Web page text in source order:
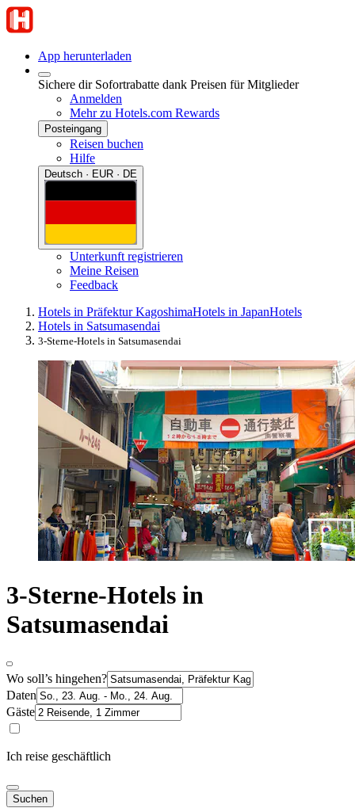
App herunterladen
Sichere dir Sofortrabatte dank Preisen für Mitglieder
Anmelden
Mehr zu Hotels.com Rewards
Posteingang
Reisen buchen
Hilfe
Deutsch · EUR · DE
Unterkunft registrieren
Meine Reisen
Feedback
Hotels in Präfektur KagoshimaHotels in JapanHotels
Hotels in Satsumasendai
3-Sterne-Hotels in Satsumasendai
3-Sterne-Hotels in
Satsumasendai
Wo soll’s hingehen?
Daten
Gäste
Ich reise geschäftlich
Suchen